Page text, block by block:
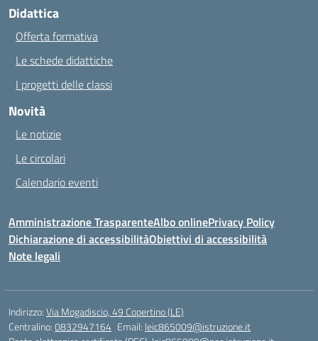
Didattica
Offerta formativa
Le schede didattiche
I progetti delle classi
Novità
Le notizie
Le circolari
Calendario eventi
Amministrazione TrasparenteAlbo onlinePrivacy Policy
Dichiarazione di accessibilitàObiettivi di accessibilità
Note legali
Indirizzo:Via Mogadiscio, 49 Copertino (LE)
Centralino:0832947164 Email: leic865009@istruzione.it